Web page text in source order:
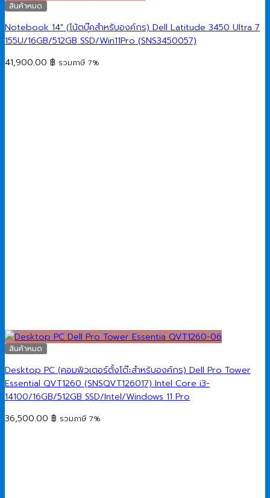
สินค้าหมด
Notebook 14″ (โน้ตบุ๊คสำหรับองค์กร) Dell Latitude 3450 Ultra 7
155U/16GB/512GB SSD/Win11Pro (SNS3450057)
41,900.00 ฿ รวมภาษี 7%
สินค้าหมด
Desktop PC (คอมพิวเตอร์ตั้งโต๊ะสำหรับองค์กร) Dell Pro Tower
Essential QVT1260 (SNSQVT126017) Intel Core i3-
14100/16GB/512GB SSD/Intel/Windows 11 Pro
36,500.00 ฿ รวมภาษี 7%